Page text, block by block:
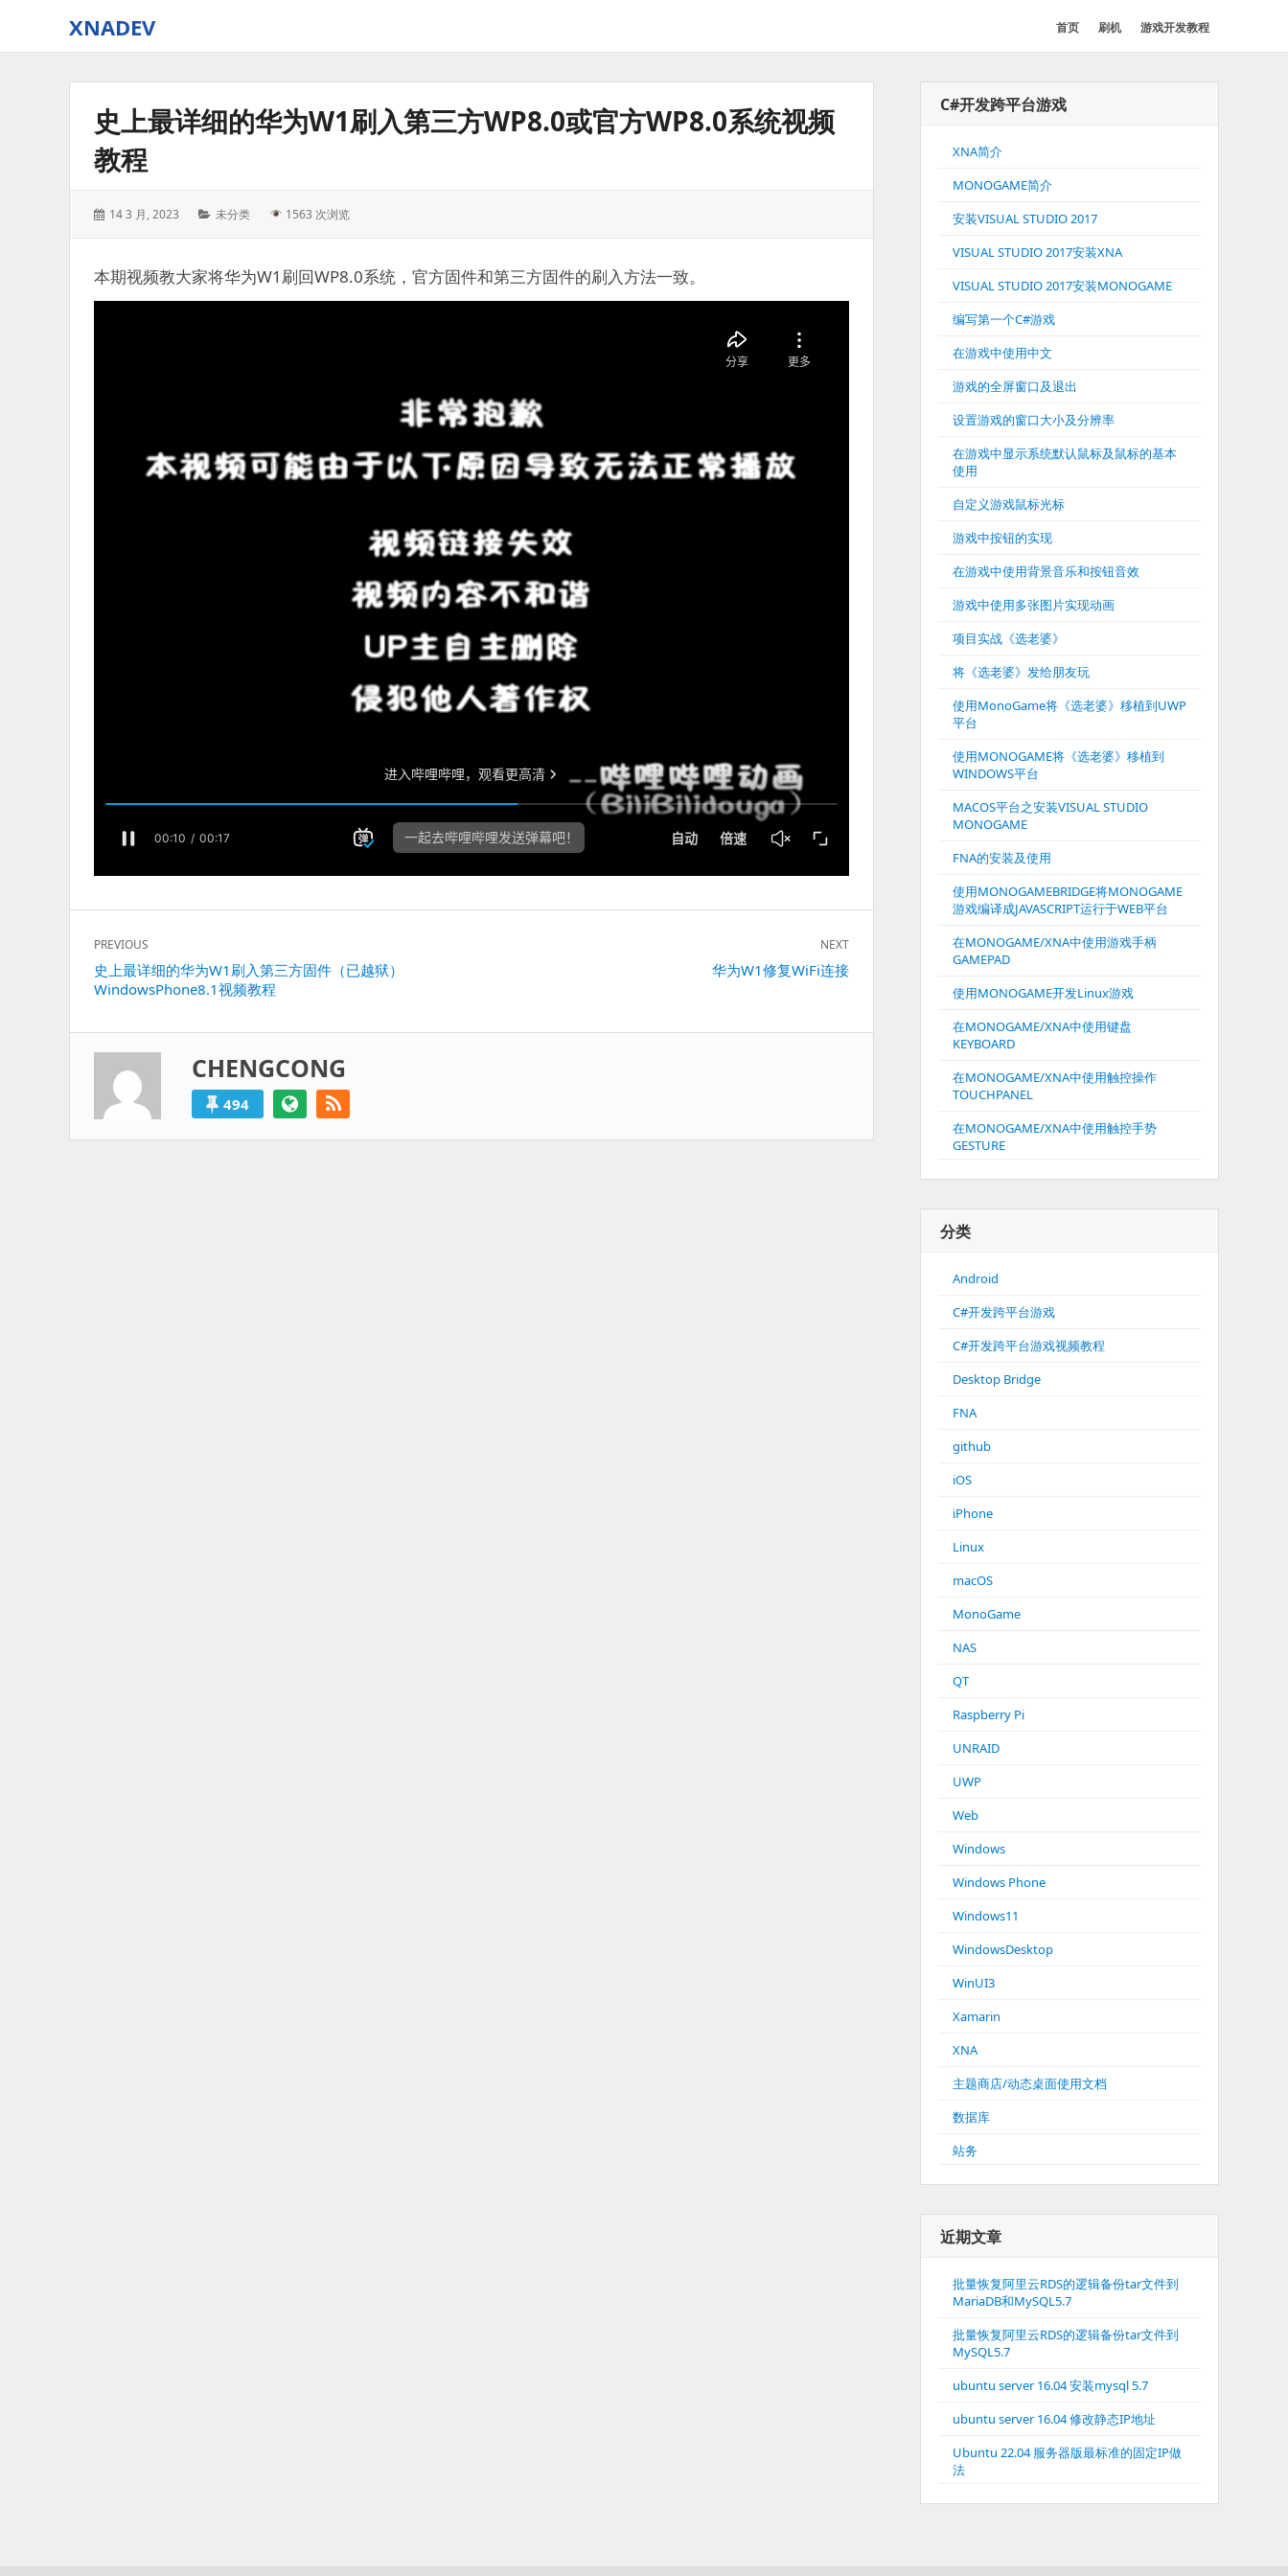
XNADEV 首页 刷机 游戏开发教程
史上最详细的华为W1刷入第三方WP8.0或官方WP8.0系统视频
教程
Posted
14 3 月, 2023 Categories:
未分类 1563 次浏览
本期视频教大家将华为W1刷回WP8.0系统，官方固件和第三方固件的刷入方法一致。
文
章
导
PREVIOUS
Previous
post:
史上最详细的华为W1刷入第三方固件（已越狱）
WindowsPhone8.1视频教程
NEXT
华为W1修复WiFi连接
CHENGCONG
494
C#开发跨平台游戏
XNA简介
MONOGAME简介
安装VISUAL STUDIO 2017
VISUAL STUDIO 2017安装XNA
VISUAL STUDIO 2017安装MONOGAME
编写第一个C#游戏
在游戏中使用中文
游戏的全屏窗口及退出
设置游戏的窗口大小及分辨率
在游戏中显示系统默认鼠标及鼠标的基本
使用
自定义游戏鼠标光标
游戏中按钮的实现
在游戏中使用背景音乐和按钮音效
游戏中使用多张图片实现动画
项目实战《选老婆》
将《选老婆》发给朋友玩
使用MonoGame将《选老婆》移植到UWP
平台
使用MONOGAME将《选老婆》移植到
WINDOWS平台
MACOS平台之安装VISUAL STUDIO
MONOGAME
FNA的安装及使用
使用MONOGAMEBRIDGE将MONOGAME
游戏编译成JAVASCRIPT运行于WEB平台
在MONOGAME/XNA中使用游戏手柄
GAMEPAD
使用MONOGAME开发Linux游戏
在MONOGAME/XNA中使用键盘
KEYBOARD
在MONOGAME/XNA中使用触控操作
TOUCHPANEL
在MONOGAME/XNA中使用触控手势
GESTURE
分类
Android
C#开发跨平台游戏
C#开发跨平台游戏视频教程
Desktop Bridge
FNA
github
iOS
iPhone
Linux
macOS
MonoGame
NAS
QT
Raspberry Pi
UNRAID
UWP
Web
Windows
Windows Phone
Windows11
WindowsDesktop
WinUI3
Xamarin
XNA
主题商店/动态桌面使用文档
数据库
站务
近期文章
批量恢复阿里云RDS的逻辑备份tar文件到
MariaDB和MySQL5.7
批量恢复阿里云RDS的逻辑备份tar文件到
MySQL5.7
ubuntu server 16.04 安装mysql 5.7
ubuntu server 16.04 修改静态IP地址
Ubuntu 22.04 服务器版最标准的固定IP做
法